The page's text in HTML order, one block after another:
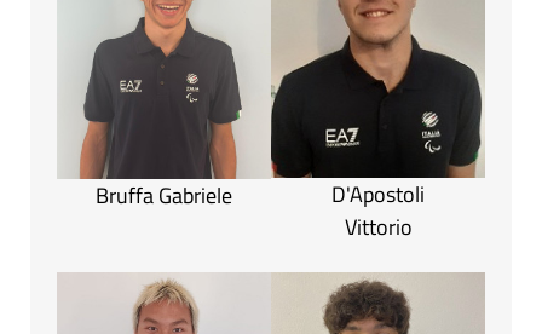
Bruffa Gabriele
D'Apostoli
Vittorio